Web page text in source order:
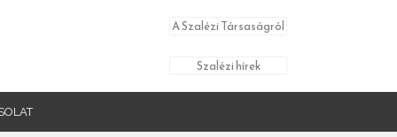
A Szalézi Társaságról
Szalézi hírek